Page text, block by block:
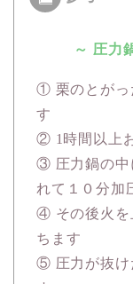
～ 圧力
① 栗のとがっ
す
② 1時間以上
③ 圧力鍋の中
れて１０分加
④ その後火を
ちます
⑤ 圧力が抜け